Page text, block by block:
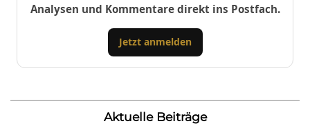
Analysen und Kommentare direkt ins Postfach.
Jetzt anmelden
Aktuelle Beiträge